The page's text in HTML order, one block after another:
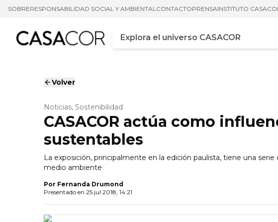
SOBRERESPONSABILIDAD SOCIAL Y AMBIENTALCONTACTOPRENSAINSTITUTO
Campo de busca
Ingrese al menos tres caracteres
Volver
Noticias, Sostenibilidad
CASACOR actúa como
sustentables
La exposición, principalmente en la edición paulista, tiene una
medio ambiente
Por Fernanda Drumond
Presentado en 25 jul 2018, 14:21